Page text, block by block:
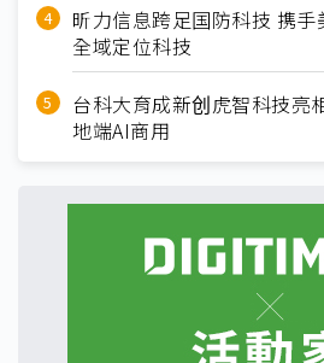
昕力信息跨足国防科技 携
全域定位科技
台科大育成新创虎智科技亮
地端AI商用